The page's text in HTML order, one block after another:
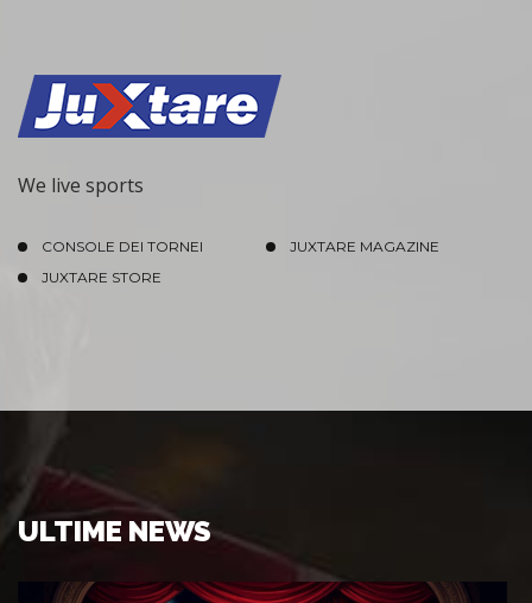
We live sports
CONSOLE DEI TORNEI
JUXTARE MAGAZINE
JUXTARE STORE
ULTIME NEWS